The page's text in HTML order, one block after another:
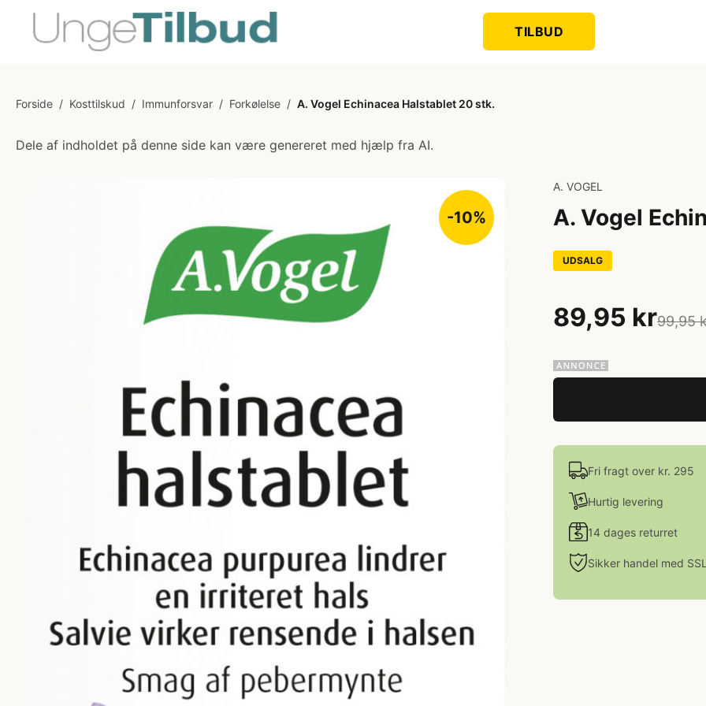
TILBUD
Forside / Kosttilskud / Immunforsvar / Forkølelse / A. Vogel Echinacea Halstablet 20 stk.
Dele af indholdet på denne side kan være genereret med hjælp fra AI.
-10%
A. VOGEL
A. Vogel
UDSALG
89,95 kr99,95
Fri fragt over kr. 295
Hurtig levering
14 dages returret
Sikker handel med SSL